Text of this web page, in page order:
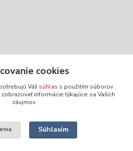
cookies
Váš súhlas s použitím súborov
informácie týkajúce sa Vašich
záujmov.
Súhlasím